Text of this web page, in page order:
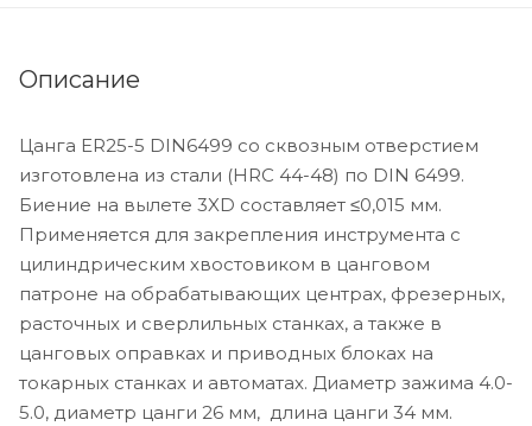
Описание
Цанга ER25-5 DIN6499 со сквозным отверстием
изготовлена из стали (HRC 44-48) по DIN 6499.
Биение на вылете 3XD составляет ≤0,015 мм.
Применяется для закрепления инструмента с
цилиндрическим хвостовиком в цанговом
патроне на обрабатывающих центрах, фрезерных,
расточных и сверлильных станках, а также в
цанговых оправках и приводных блоках на
токарных станках и автоматах. Диаметр зажима 4.0-
5.0, диаметр цанги 26 мм, длина цанги 34 мм.